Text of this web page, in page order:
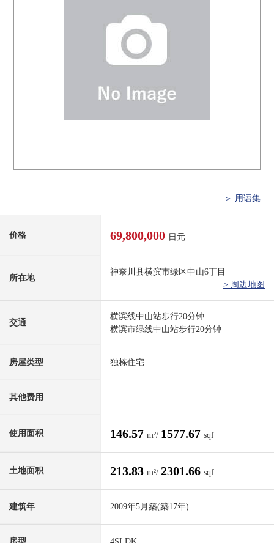
＞ 用语集
价格 69,800,000 日元
所在地
神奈川县横滨市绿区中山6丁目
> 周边地图
交通
横滨线中山站步行20分钟
横滨市绿线中山站步行20分钟
房屋类型 独栋住宅
其他费用
使用面积 146.57 m²/ 1577.67 sqf
土地面积 213.83 m²/ 2301.66 sqf
建筑年 2009年5月築(築17年)